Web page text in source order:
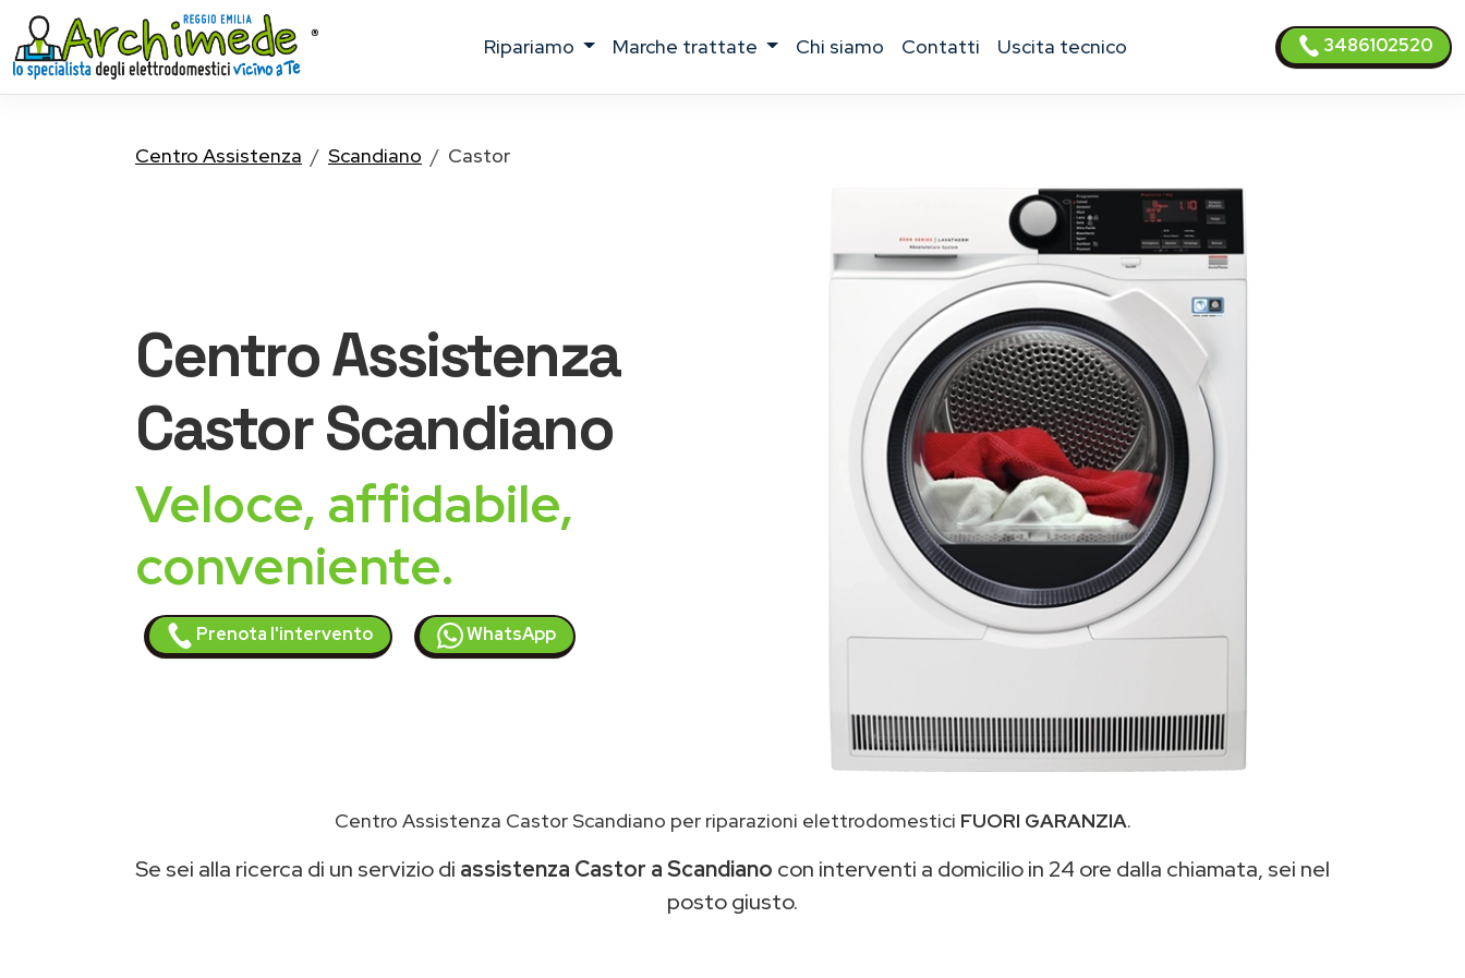
ripariamo marche trattate chi siamo contatti uscita tecnico 3486102520
Centro Assistenza Scandiano Castor
Centro Assistenza
CastorScandiano
Veloce, affidabile,
conveniente.
Prenota l'intervento WhatsApp
Centro Assistenza Castor Scandiano per riparazioni elettrodomestici FUORI GARANZIA.
Se sei alla ricerca di un servizio di assistenza Castor a Scandiano con interventi a domicilio in 24 ore dalla chiamata, sei nel
posto giusto.